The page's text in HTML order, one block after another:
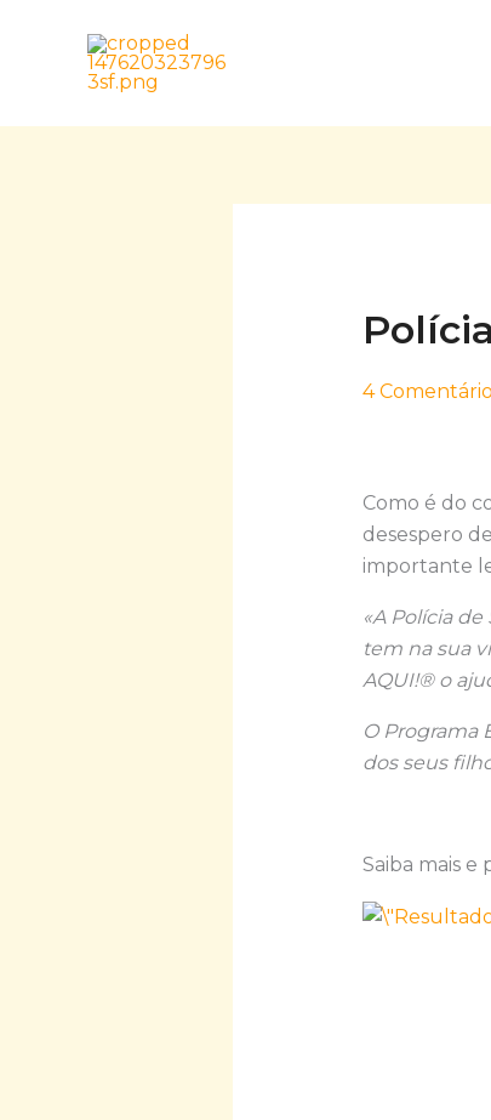
4
Como é do
desespero
importante
«A Polícia
tem na sua
AQUI!® o
O Programa
dos seus
Saiba mais e